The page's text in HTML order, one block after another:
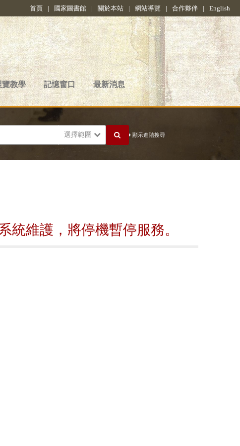
首頁 | 國家圖書館 | 關於本站 | 網站導覽 | 合作夥伴 | English
覽教學 記憶窗口 最新消息
選擇範圍 顯示進階搜尋
統維護，將停機暫停服務。